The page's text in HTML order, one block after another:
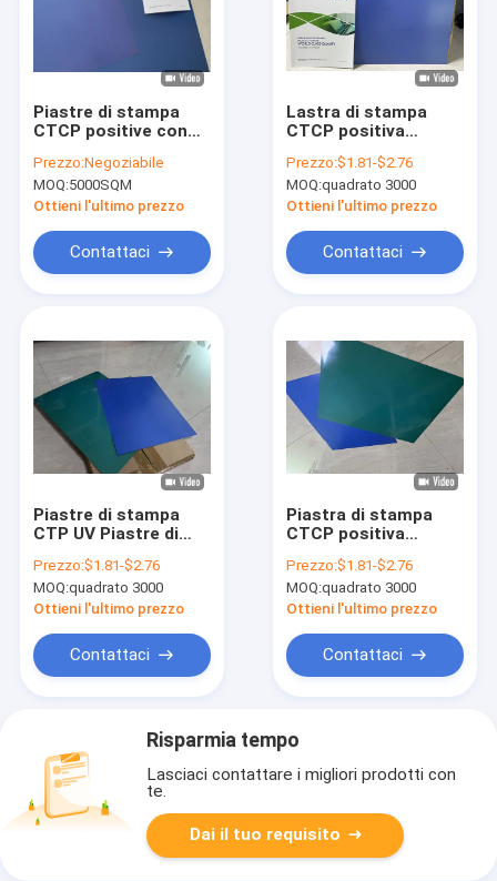
Piastre di stampa
CTCP positive con
140mJ/cm2 e energia
di esposizione 50-
85mJ/cm2 per
Prezzo:Negoziabile
MOQ:5000SQM
Ottieni l'ultimo prezzo
Contattaci
Lastra di stampa
CTCP positiva
energia di
esposizione di 40-
50mj/cm2 per la
Prezzo:$1.81-$2.76
MOQ:quadrato 3000
Ottieni l'ultimo prezzo
Contattaci
Piastre di stampa
CTP UV Piastre di
positive
Prezzo:$1.81-$2.76
MOQ:quadrato 3000
Ottieni l'ultimo prezzo
Contattaci
Piastra di stampa
CTCP positiva
per 60000-80000
stampe in stampa
offset
Prezzo:$1.81-$2.76
MOQ:quadrato 3000
Ottieni l'ultimo prezzo
Contattaci
Risparmia tempo
Lasciaci contattare i migliori prodotti con
te.
Dai il tuo requisito